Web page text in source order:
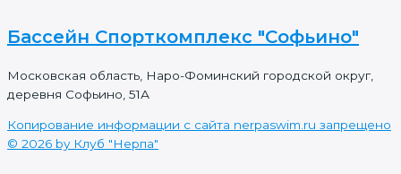
Бассейн Спорткомплекс "Софьино"
Московская область, Наро-Фоминский городской округ,
деревня Софьино, 51А
Копирование информации с сайта nerpaswim.ru запрещено
© 2026 by Клуб "Нерпа"